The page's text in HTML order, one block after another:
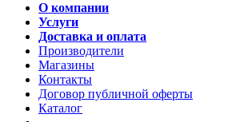
О компании
Услуги
Доставка и оплата
Производители
Магазины
Контакты
Договор публичной оферты
Каталог